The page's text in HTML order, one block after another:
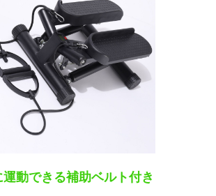
運動できる補助ベルト付き